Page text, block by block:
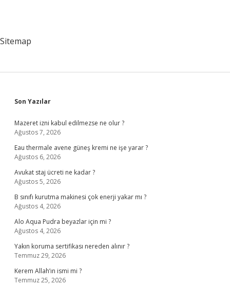
Sitemap
Sidebar
Son Yazılar
Mazeret izni kabul edilmezse ne olur ?
Ağustos 7, 2026
Eau thermale avene güneş kremi ne işe yarar ?
Ağustos 6, 2026
Avukat staj ücreti ne kadar ?
Ağustos 5, 2026
B sınıfı kurutma makinesi çok enerji yakar mı ?
Ağustos 4, 2026
Alo Aqua Pudra beyazlar için mi ?
Ağustos 4, 2026
Yakın koruma sertifikası nereden alınır ?
Temmuz 29, 2026
Kerem Allah’ın ismi mi ?
Temmuz 25, 2026